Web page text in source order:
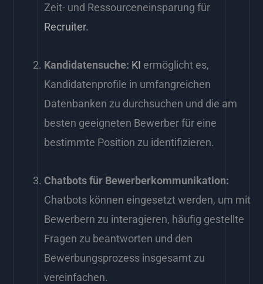
Zeit- und Ressourceneinsparung für
Recruiter.
Kandidatensuche: KI ermöglicht es,
Kandidatenprofile in umfangreichen
Datenbanken zu durchsuchen und die am
besten geeigneten Bewerber für eine
bestimmte Position zu identifizieren.
Chatbots für Bewerberkommunikation:
Chatbots können eingesetzt werden, um mit
Bewerbern zu interagieren, häufig gestellte
Fragen zu beantworten und den
Bewerbungsprozess insgesamt zu
vereinfachen.